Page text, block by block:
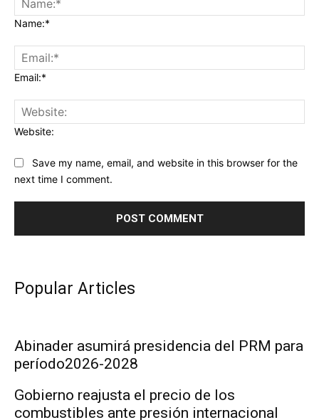
Name:*
Email:*
Website:
Save my name, email, and website in this browser for the
next time I comment.
Popular Articles
Abinader asumirá presidencia del PRM para
período2026-2028
Gobierno reajusta el precio de los
combustibles ante presión internacional